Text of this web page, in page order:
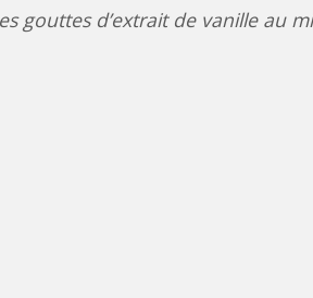
gouttes d’extrait de vanille au